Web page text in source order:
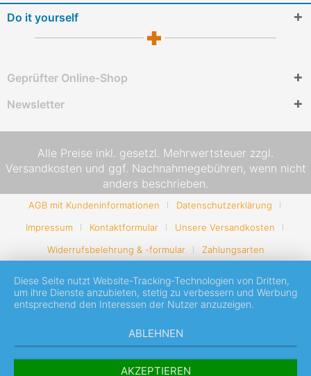
Do it yourself
Geprüfter Online-Shop
Newsletter
Alle Preise inkl. gesetzl. Mehrwertsteuer zzgl.
Versandkosten und ggf. Nachnahmegebühren, wenn nicht
anders beschrieben.
AGB mit Kundeninformationen
Datenschutzerklärung
Impressum
Kontaktformular
Unsere Versandkosten
Widerrufsbelehrung & -formular
Zahlungsarten
Diese Seite nutzt Website-Tracking-Technologien von Dritten,
um ihre Dienste anzubieten, stetig zu verbessern und Werbung
entsprechend den Interessen der Nutzer anzuzeigen.
ABLEHNEN
AKZEPTIEREN